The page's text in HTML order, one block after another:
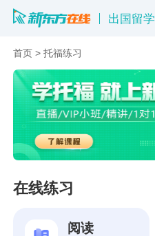
出国留学
首页 >托福练习
在线练习
阅读